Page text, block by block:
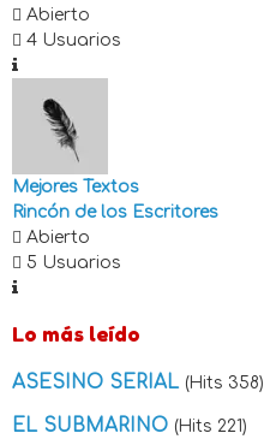
Abierto
4 Usuarios
Mejores Textos
Rincón de los Escritores
Abierto
5 Usuarios
Lo más leído
ASESINO SERIAL (Hits 358)
EL SUBMARINO (Hits 221)